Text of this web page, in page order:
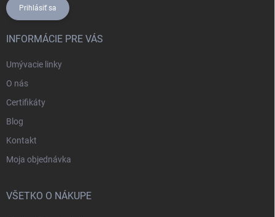
Prihlásiť sa
INFORMÁCIE PRE VÁS
Umývacie linky
O nás
Certifikáty
Blog
Kontakt
Moja objednávka
VŠETKO O NÁKUPE